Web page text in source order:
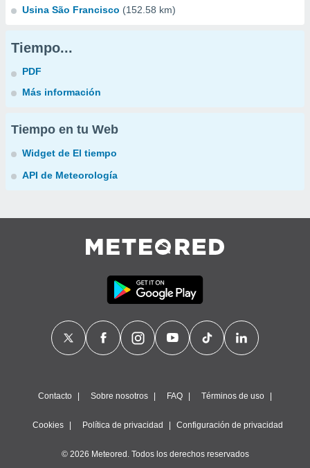
Usina São Francisco (152.58 km)
Tiempo...
PDF
Más información
Tiempo en tu Web
Widget de El tiempo
API de Meteorología
Contacto Sobre nosotros FAQ Términos de uso
Cookies Política de privacidad Configuración de privacidad
© 2026 Meteored. Todos los derechos reservados